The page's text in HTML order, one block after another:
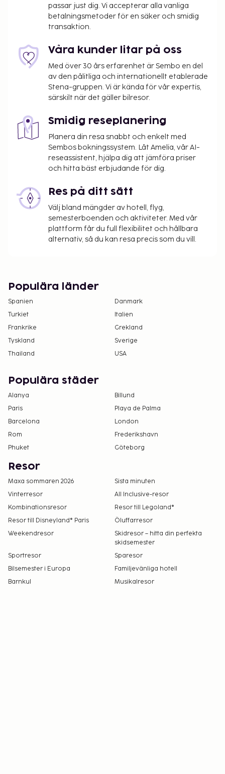
passar just dig. Vi accepterar alla vanliga
betalningsmetoder för en säker och smidig
transaktion.
Våra kunder litar på oss
Med över 30 års erfarenhet är Sembo en del
av den pålitliga och internationellt etablerade
Stena-gruppen. Vi är kända för vår expertis,
särskilt när det gäller bilresor.
Smidig reseplanering
Planera din resa snabbt och enkelt med
Sembos bokningssystem. Låt Amelia, vår AI-
reseassistent, hjälpa dig att jämföra priser
och hitta bäst erbjudande för dig.
Res på ditt sätt
Välj bland mängder av hotell, flyg,
semesterboenden och aktiviteter. Med vår
plattform får du full flexibilitet och hållbara
alternativ, så du kan resa precis som du vill.
Populära länder
Spanien
Danmark
Turkiet
Italien
Frankrike
Grekland
Tyskland
Sverige
Thailand
USA
Populära städer
Alanya
Billund
Paris
Playa de Palma
Barcelona
London
Rom
Frederikshavn
Phuket
Göteborg
Resor
Maxa sommaren 2026
Sista minuten
Vinterresor
All Inclusive-resor
Kombinationsresor
Resor till Legoland®
Resor till Disneyland® Paris
Öluffarresor
Weekendresor
Skidresor – hitta din perfekta
skidsemester
Sportresor
Sparesor
Bilsemester i Europa
Familjevänliga hotell
Barnkul
Musikalresor